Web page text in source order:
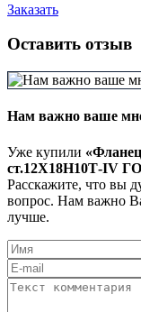
Заказать
Оставить отзыв
Нам важно ваше
Уже купили
ст.12Х18Н10Т-IV
Расскажите, что вы
вопрос. Нам важно
лучше.